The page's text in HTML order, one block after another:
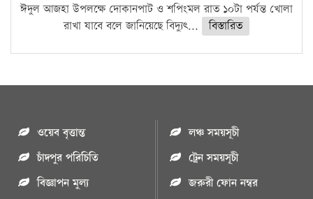
ঈদুল আজহা উপলক্ষে দোকানপাট ও শপিংমল রাত ১০টা পর্যন্ত খোলা
রাখা যাবে বলে জানিয়েছে বিদ্যুৎ...
বিস্তারিত
ওয়েব বৃত্তান্ত
চাঁদপুর পরিচিতি
বিজ্ঞাপন মুল্য
লঞ্চ সময়সূচী
ট্রেন সময়সূচী
জরুরী ফোন নম্বর